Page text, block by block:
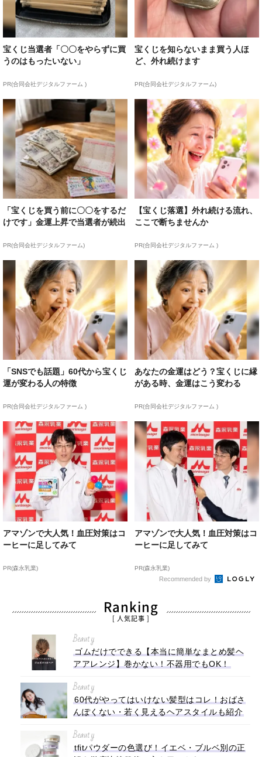
宝くじ当選者「〇〇をやらずに買
うのはもったいない」
PR(合同会社デジタルファーム )
宝くじを知らないまま買う人ほ
ど、外れ続けます
PR(合同会社デジタルファーム)
「宝くじを買う前に〇〇をするだ
けです」金運上昇で当選者が続出
PR(合同会社デジタルファーム)
【宝くじ落選】外れ続ける流れ、
ここで断ちませんか
PR(合同会社デジタルファーム )
「SNSでも話題」60代から宝くじ
運が変わる人の特徴
PR(合同会社デジタルファーム )
あなたの金運はどう？宝くじに縁
がある時、金運はこう変わる
PR(合同会社デジタルファーム )
アマゾンで大人気！血圧対策はコ
ーヒーに足してみて
PR(森永乳業)
アマゾンで大人気！血圧対策はコ
ーヒーに足してみて
PR(森永乳業)
Recommended by
Ranking
[ 人気記事 ]
Beauty
ゴムだけでできる【本当に簡単なまとめ髪ヘ
アアレンジ】巻かない！不器用でもOK！
Beauty
60代がやってはいけない髪型はコレ！おばさ
んぽくない・若く見えるヘアスタイルも紹介
Beauty
tfitパウダーの色選び！イエベ・ブルベ別の正